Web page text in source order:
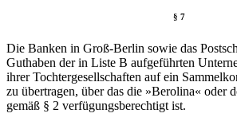
§ 7
Die Banken in Groß-Berlin sowie das
Guthaben der in Liste B aufgeführten
ihrer Tochtergesellschaften auf ein
zu übertragen, über das die »Berolina« oder
gemäß § 2 verfügungsberechtigt ist.